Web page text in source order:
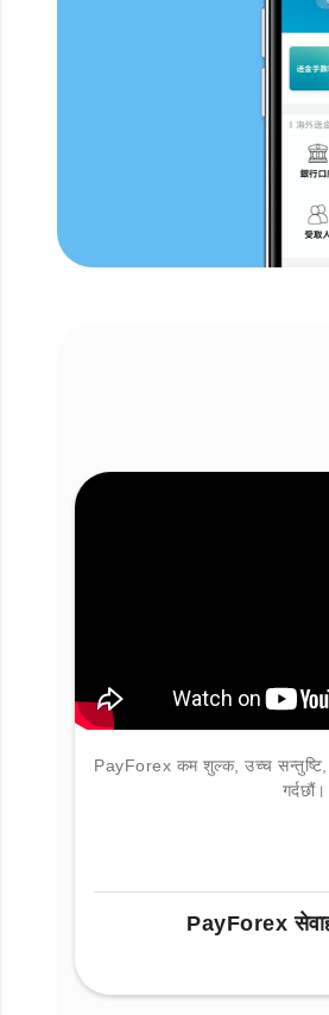
PayForex कम शुल्क, उच्च सन्तुष्टि,
गर्दछौं।
PayForex